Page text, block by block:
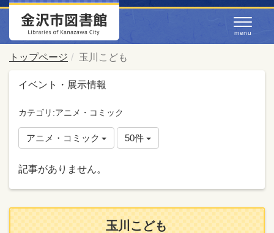
トップページ 玉川こども
イベント・展示情報
カテゴリ:アニメ・コミック
アニメ・コミック 50件
記事がありません。
玉川こども